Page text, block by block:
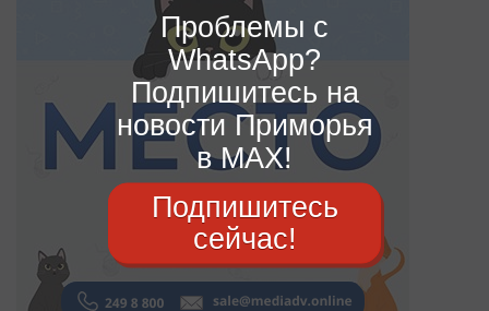
Проблемы с
WhatsApp?
Подпишитесь на
новости Приморья
в MAX!
Подпишитесь
сейчас!